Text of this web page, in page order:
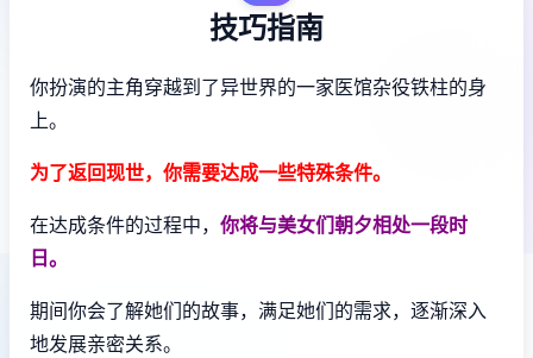
技巧指南
你扮演的主角穿越到了异世界的一家医馆杂役铁柱的身
上。
为了返回现世，你需要达成一些特殊条件。
在达成条件的过程中， 你将与美女们朝夕相处一段时
日。
期间你会了解她们的故事，满足她们的需求，逐渐深入
地发展亲密关系。